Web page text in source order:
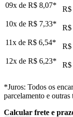
09x de R$ 8,07*
R$
10x de R$ 7,33*
R$
11x de R$ 6,54*
R$
12x de R$ 6,23* R$
*Juros: Todos os
parcelamento e
Calcular frete e